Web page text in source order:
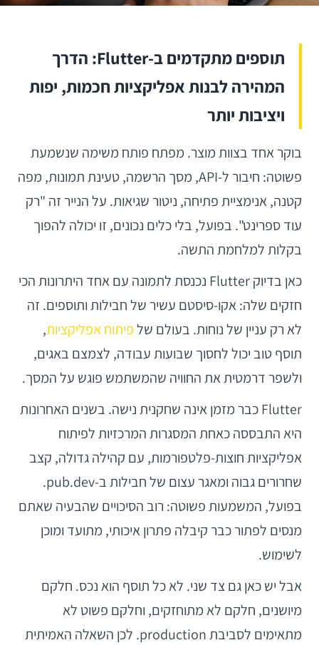
תוספים מתקדמים ב-Flutter: הדרך
המהירה לבנות אפליקציות חכמות, יפות
ויציבות יותר
בוקר אחד בצוות מוצר. מפתח פותח משימה שנשמעת
פשוטה: חיבור ל-API, מסך הרשמה, טעינת תמונות, מפה
קטנה, אנימציית פתיחה, ניטור שגיאות. על הנייר זה "רק
עוד ספרינט". בפועל, בלי כלים נכונים, זו יכולה להפוך
בקלות למלחמת התשה.
כאן בדיוק Flutter נכנסת לתמונה עם אחד היתרונות הכי
חזקים שלה: אקו-סיסטם עשיר של חבילות ותוספים. זה
לא רק עניין של נוחות. בעולם שלפיתוח אפליקציות,
תוסף טוב יכול לחסוך שבועות עבודה, לצמצם באגים,
ולשפר דרמטית את החוויה שהמשתמש פוגש על המסך.
Flutter כבר מזמן אינה שחקנית נישה. בשנים האחרונות
היא התבססה כאחת המסגרות המרכזיות לפיתוח
אפליקציות חוצות-פלטפורמות, עם קהילה גדולה, קצב
שחרורים גבוה ומאגר עצום של חבילות ב-pub.dev.
בפועל, המשמעות פשוטה: רוב הסיכויים שהבעיה שאתם
מנסים לפתור כבר קיבלה פתרון איכותי, מתועד ומוכן
לשימוש.
אבל יש כאן גם צד שני. לא כל תוסף הוא נכס. חלקם
מיושנים, חלקם לא מתוחזקים, וחלקם פשוט לא
מתאימים לסביבת production. לכן השאלה האמיתית